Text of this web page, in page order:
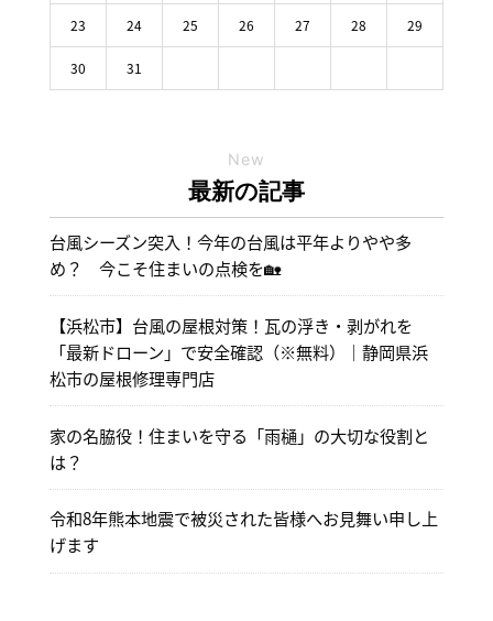
23 24 25 26 27 28 29
30 31
New
最新の記事
台風シーズン突入！今年の台風は平年よりやや多
め？ 今こそ住まいの点検を🏡
【浜松市】台風の屋根対策！瓦の浮き・剥がれを
「最新ドローン」で安全確認（※無料）｜静岡県浜
松市の屋根修理専門店
家の名脇役！住まいを守る「雨樋」の大切な役割と
は？
令和8年熊本地震で被災された皆様へお見舞い申し上
げます